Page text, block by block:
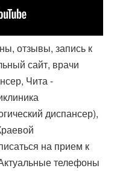
отзывы, запись к
сайт, врачи
Чита -
диспансер),
на прием к
телефоны